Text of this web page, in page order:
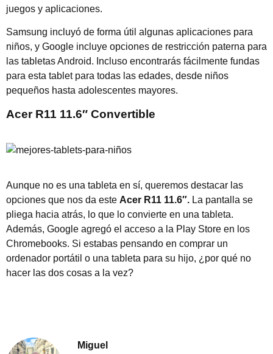
juegos y aplicaciones.
Samsung incluyó de forma útil algunas aplicaciones para
niños, y Google incluye opciones de restricción paterna para
las tabletas Android. Incluso encontrarás fácilmente fundas
para esta tablet para todas las edades, desde niños
pequeños hasta adolescentes mayores.
Acer R11 11.6″ Convertible
Aunque no es una tableta en sí, queremos destacar las
opciones que nos da este Acer R11 11.6″. La pantalla se
pliega hacia atrás, lo que lo convierte en una tableta.
Además, Google agregó el acceso a la Play Store en los
Chromebooks. Si estabas pensando en comprar un
ordenador portátil o una tableta para su hijo, ¿por qué no
hacer las dos cosas a la vez?
Miguel